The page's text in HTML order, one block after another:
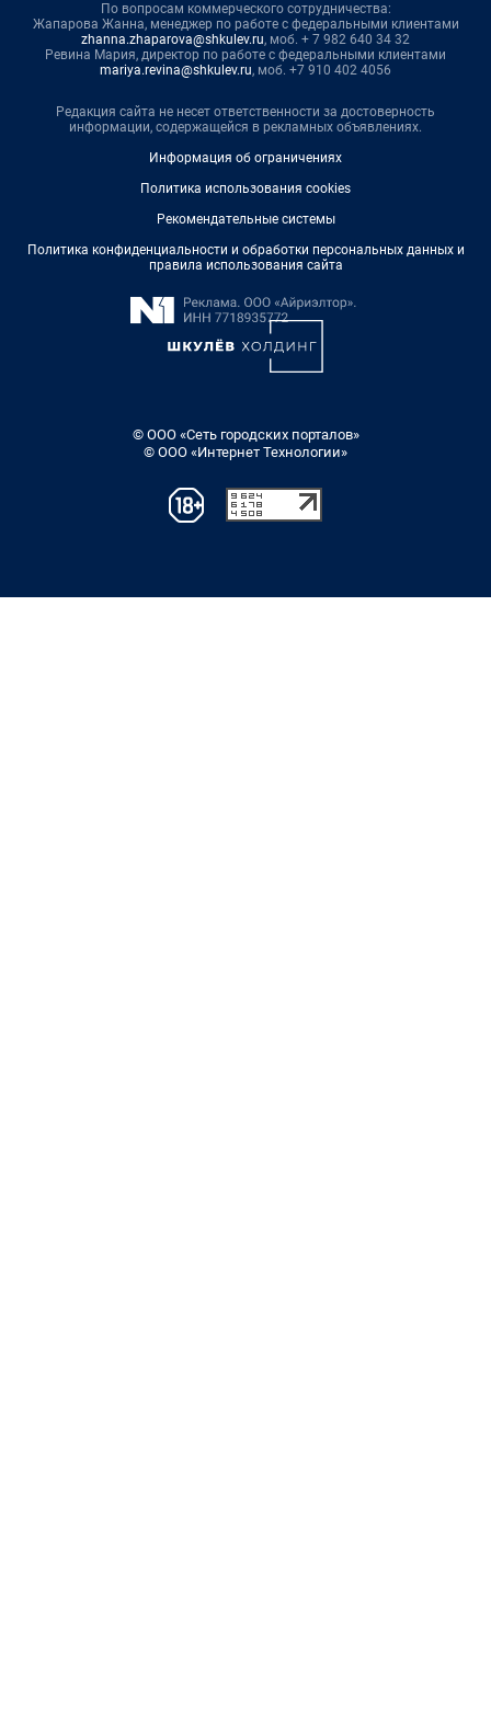
По вопросам коммерческого сотрудничества:
Жапарова Жанна, менеджер по работе с федеральными клиентами
zhanna.zhaparova@shkulev.ru, моб. + 7 982 640 34 32
Ревина Мария, директор по работе с федеральными клиентами
mariya.revina@shkulev.ru, моб. +7 910 402 4056
Редакция сайта не несет ответственности за достоверность
информации, содержащейся в рекламных объявлениях.
Информация об ограничениях
Политика использования cookies
Рекомендательные системы
Политика конфиденциальности и обработки персональных данных и
правила использования сайта
© ООО «Сеть городских порталов»
© ООО «Интернет Технологии»